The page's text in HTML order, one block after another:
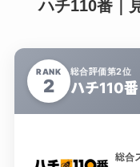
ハチ110番｜
RANK
2
総合評価第2位
ハチ110番
総合